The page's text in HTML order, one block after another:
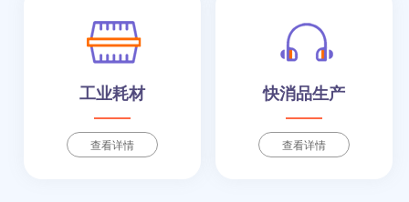
工业耗材
查看详情
快消品生产
查看详情